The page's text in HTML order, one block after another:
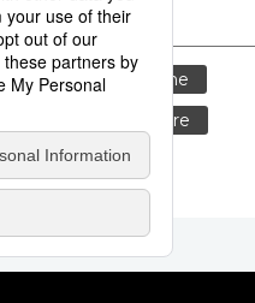
animal
tourisme
histoire